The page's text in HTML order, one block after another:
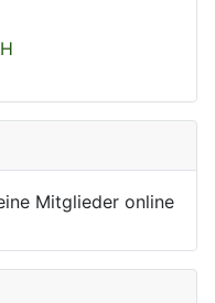
Mitglieder online